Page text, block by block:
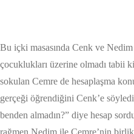
Bu içki masasında Cenk ve Nedim
çocuklukları üzerine olmadı tabii
sokulan Cemre de hesaplaşma
gerçeği öğrendiğini Cenk’e
benden almadın?” diye hesap
rağmen Nedim ile Cemre’nin